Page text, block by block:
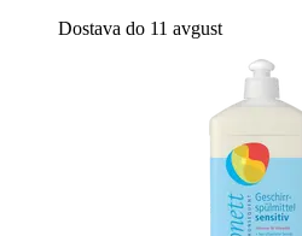
Dostava do 11 avgust